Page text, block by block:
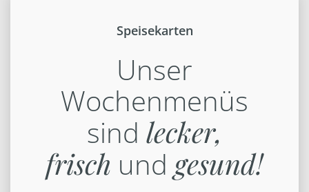
Speisekarten
Unser
Wochenmenüs
sind lecker,
frisch undgesund!